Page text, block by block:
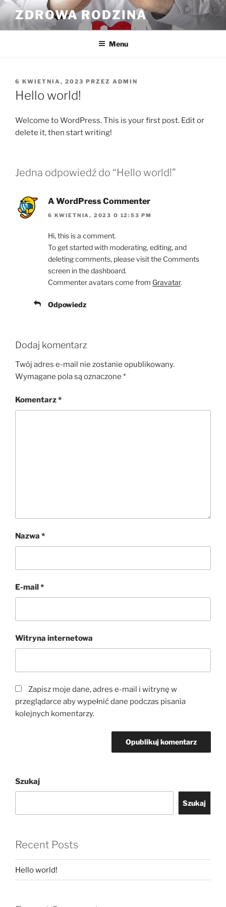
Przejdź
do
treści
ZDROWA RODZINA
Menu
OPUBLIKOWANE
W
6 KWIETNIA, 2023 PRZEZ ADMIN
Hello world!
Welcome to WordPress. This is your first post. Edit or
delete it, then start writing!
Jedna odpowiedź do “Hello world!”
A WordPress Commenter
6 KWIETNIA, 2023 O 12:53 PM
Hi, this is a comment.
To get started with moderating, editing, and
deleting comments, please visit the Comments
screen in the dashboard.
Commenter avatars come from Gravatar.
Odpowiedz
Dodaj komentarz
Twój adres e-mail nie zostanie opublikowany.
Wymagane pola są oznaczone *
Komentarz*
Nazwa *
E-mail*
Witryna internetowa
Zapisz moje dane, adres e-mail i witrynę w
przeglądarce aby wypełnić dane podczas pisania
kolejnych komentarzy.
Szukaj
Szukaj
Recent Posts
Hello world!